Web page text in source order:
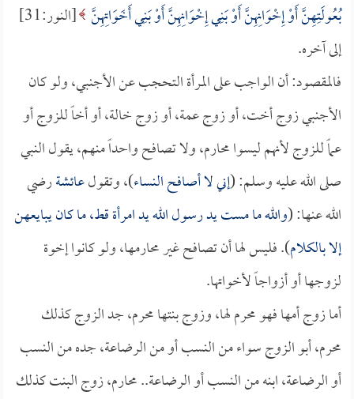
بُعُولَتِهِنَّ أَوْ إِخْوَانِهِنَّ أَوْ بَنِي إِخْوَانِهِنَّ أَوْ بَنِي أَخَوَاتِهِنَّ
[النور:31]
إلى آخره.
فالمقصود: أن الواجب على المرأة التحجب عن الأجنبي، ولو كان
الأجنبي زوج أخت، أو زوج عمة، أو زوج خالة، أو أخاً للزوج أو
عماً للزوج لأنهم ليسوا محارم، ولا تصافح واحداً منهم، يقول النبي
صلى الله عليه وسلم: (إني لا أصافح النساء)، وتقولعائشةرضي
الله عنها: (والله ما مست يد رسول الله يد امرأة قط، ما كان يبايعهن
إلا بالكلام). فليس لها أن تصافح غير محارمها، ولو كانوا إخوة
لزوجها أو أزواجاً لأخواتها.
أما زوج أمها فهو محرم لها، وزوج بنتها محرم، جد الزوج كذلك
محرم، أبو الزوج سواء من النسب أو من الرضاعة، جده من النسب
أو الرضاعة، ابنه من النسب أو الرضاعة.. محارم، زوج البنت كذلك